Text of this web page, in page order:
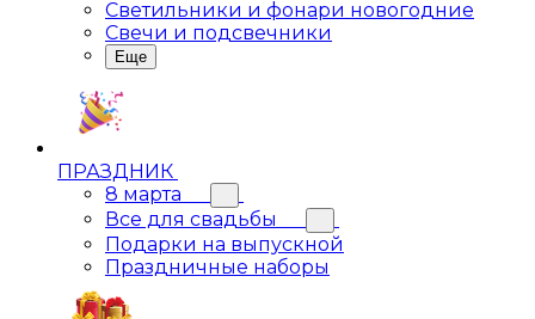
Светильники и фонари новогодние
Свечи и подсвечники
Еще
ПРАЗДНИК
8 марта
Все для свадьбы
Подарки на выпускной
Праздничные наборы